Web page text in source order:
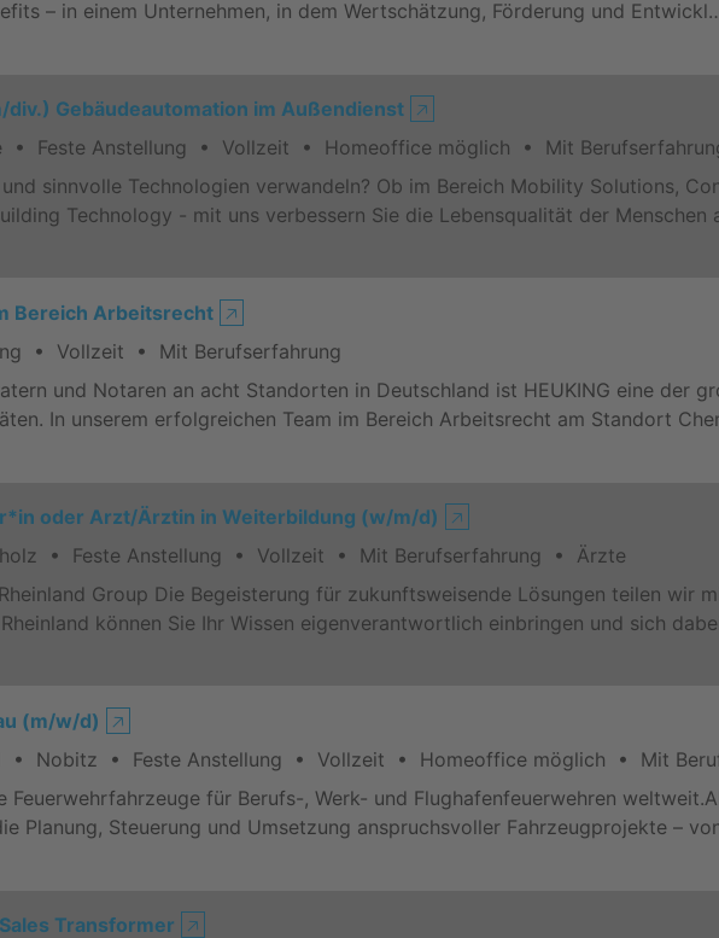
– in einem Unternehmen, in dem Wertschätzung, Förderung und
Gebäudeautomation im Außendienst 🡥
• Feste Anstellung • Vollzeit • Homeoffice möglich • Mit
sinnvolle Technologien verwandeln? Ob im Bereich Mobility Solutions,
Technology - mit uns verbessern Sie die Lebensqualität der Menschen
Bereich Arbeitsrecht 🡥
• Vollzeit • Mit Berufserfahrung
und Notaren an acht Standorten in Deutschland ist HEUKING eine der
In unserem erfolgreichen Team im Bereich Arbeitsrecht am Standort
oder Arzt/Ärztin in Weiterbildung (w/m/d)
🡥
• Feste Anstellung • Vollzeit • Mit Berufserfahrung • Ärzte
Group Die Begeisterung für zukunftsweisende Lösungen teilen wir
können Sie Ihr Wissen eigenverantwortlich einbringen und sich
(m/w/d)
🡥
• Nobitz • Feste Anstellung • Vollzeit • Homeoffice möglich • Mit
für Berufs-, Werk- und Flughafenfeuerwehren
Planung, Steuerung und Umsetzung anspruchsvoller Fahrzeugprojekte –
Transformer
🡥